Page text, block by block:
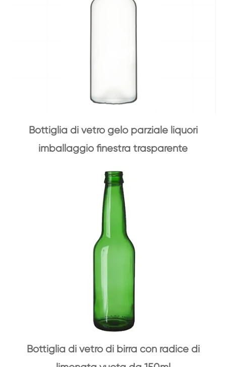
Bottiglia di vetro gelo parziale liquori
imballaggio finestra trasparente
Bottiglia di vetro di birra con radice di